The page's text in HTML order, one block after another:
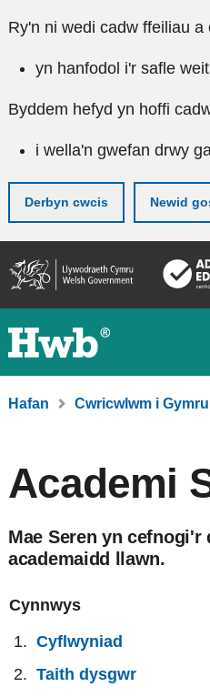
Ry'n ni wedi cadw ffeiliau
yn hanfodol i'r safle
Byddem hefyd yn hoffi
i wella'n gwefan drwy
Derbyn cwcis Newid
Hafan Cwricwlwm i Gymru
Academi
Mae Seren yn
academaidd llawn.
Cynnwys
Cyflwyniad
Taith dysgwr